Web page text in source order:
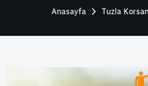
Anasayfa Tuzla